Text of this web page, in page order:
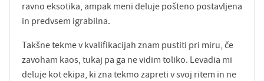
ravno eksotika, ampak meni deluje pošteno postavljena
in predvsem igrabilna.
Takšne tekme v kvalifikacijah znam pustiti pri miru, če
zavoham kaos, tukaj pa ga ne vidim toliko. Levadia mi
deluje kot ekipa, ki zna tekmo zapreti v svoj ritem in ne